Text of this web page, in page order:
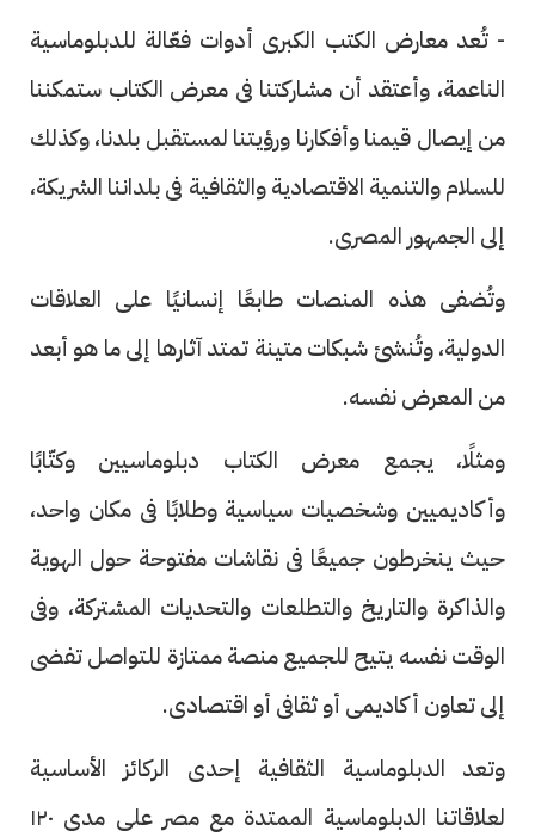
- تُعد معارض الكتب الكبرى أدوات فعّالة للدبلوماسية
الناعمة، وأعتقد أن مشاركتنا فى معرض الكتاب ستمكننا
من إيصال قيمنا وأفكارنا ورؤيتنا لمستقبل بلدنا، وكذلك
للسلام والتنمية الاقتصادية والثقافية فى بلداننا الشريكة،
إلى الجمهور المصرى.
وتُضفى هذه المنصات طابعًا إنسانيًا على العلاقات
الدولية، وتُنشئ شبكات متينة تمتد آثارها إلى ما هو أبعد
من المعرض نفسه.
ومثلًا، يجمع معرض الكتاب دبلوماسيين وكتّابًا
وأكاديميين وشخصيات سياسية وطلابًا فى مكان واحد،
حيث ينخرطون جميعًا فى نقاشات مفتوحة حول الهوية
والذاكرة والتاريخ والتطلعات والتحديات المشتركة، وفى
الوقت نفسه يتيح للجميع منصة ممتازة للتواصل تفضى
إلى تعاون أكاديمى أو ثقافى أو اقتصادى.
وتعد الدبلوماسية الثقافية إحدى الركائز الأساسية
لعلاقاتنا الدبلوماسية الممتدة مع مصر على مدى ١٢٠